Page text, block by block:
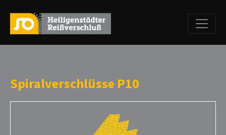
Spiralverschlüsse P10